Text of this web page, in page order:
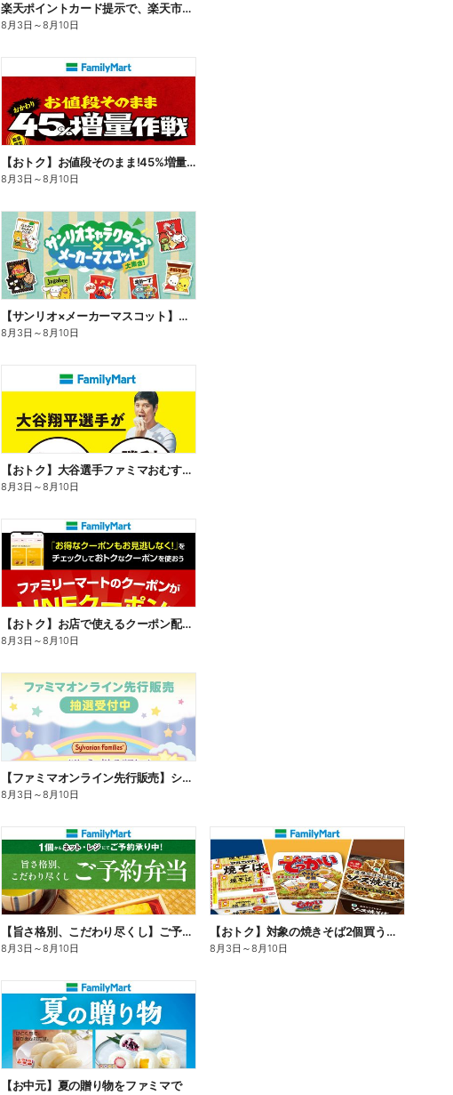
楽天ポイントカード提示で、楽天市場でのお買い物がおトクに!
8月3日 ～8月10日
【おトク】お値段そのまま!45%増量作戦!
8月3日 ～8月10日
【サンリオ×メーカーマスコット】オリジナルグッズ貰える!
8月3日 ～8月10日
【おトク】大谷選手ファミマおむすび割
8月3日 ～8月10日
【おトク】お店で使えるクーポン配信中
8月3日 ～8月10日
【ファミマオンライン先行販売】シルバニアファミリー
8月3日 ～8月10日
【旨さ格別、こだわり尽くし】ご予約弁当
8月3日 ～8月10日
【おトク】対象の焼きそば2個買うと100円引き!
8月3日 ～8月10日
【お中元】夏の贈り物をファミマで